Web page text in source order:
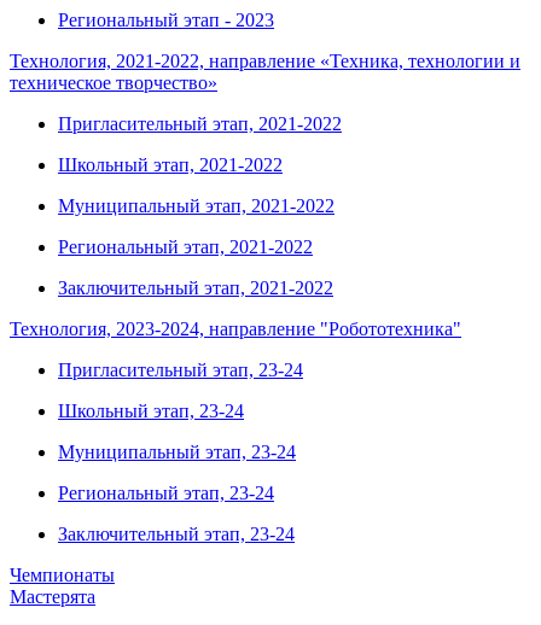
Региональный этап - 2023
Технология, 2021-2022, направление «Техника, технологии и
техническое творчество»
Пригласительный этап, 2021-2022
Школьный этап, 2021-2022
Муниципальный этап, 2021-2022
Региональный этап, 2021-2022
Заключительный этап, 2021-2022
Технология, 2023-2024, направление "Робототехника"
Пригласительный этап, 23-24
Школьный этап, 23-24
Муниципальный этап, 23-24
Региональный этап, 23-24
Заключительный этап, 23-24
Чемпионаты
Мастерята